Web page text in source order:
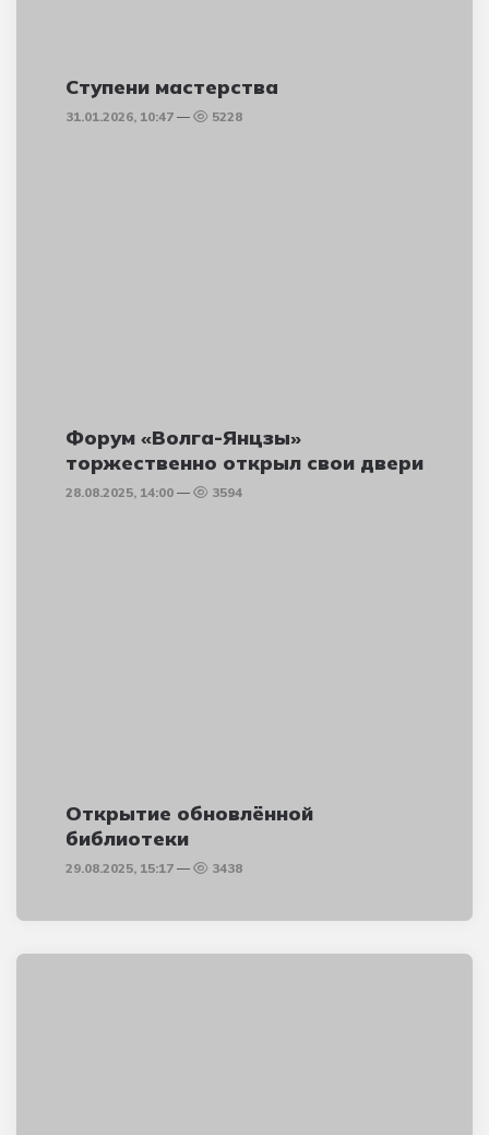
Ступени мастерства
31.01.2026, 10:47 5228
Форум «Волга-Янцзы»
торжественно открыл свои двери
28.08.2025, 14:00 3594
Открытие обновлённой
библиотеки
29.08.2025, 15:17 3438